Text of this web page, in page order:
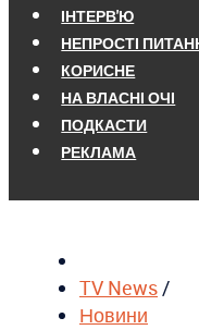
ІНТЕРВ'Ю
НЕПРОСТІ
КОРИСНЕ
НА ВЛАСНІ ОЧІ
ПОДКАСТИ
РЕКЛАМА
TV News/
Новини